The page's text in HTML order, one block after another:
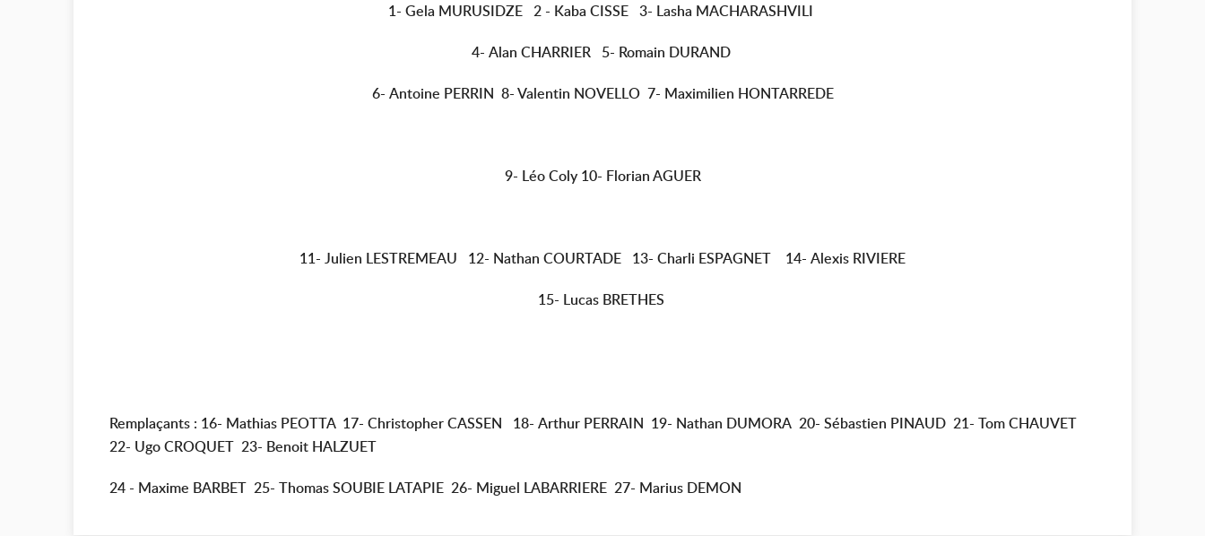
1- Gela MURUSIDZE 2 - Kaba CISSE 3- Lasha MACHARASHVILI
4- Alan CHARRIER5- Romain DURAND
6- Antoine PERRIN 8- Valentin NOVELLO 7- Maximilien HONTARREDE
9- Léo Coly 10- Florian AGUER
11- Julien LESTREMEAU 12- Nathan COURTADE 13- Charli ESPAGNET 14- Alexis RIVIERE
15- Lucas BRETHES
Remplaçants : 16- Mathias PEOTTA17- Christopher CASSEN 18- Arthur PERRAIN 19- Nathan DUMORA 20- Sébastien PINAUD 21- Tom CHAUVET
22- Ugo CROQUET 23- Benoit HALZUET
24 - Maxime BARBET 25- Thomas SOUBIE LATAPIE 26- Miguel LABARRIERE 27- Marius DEMON